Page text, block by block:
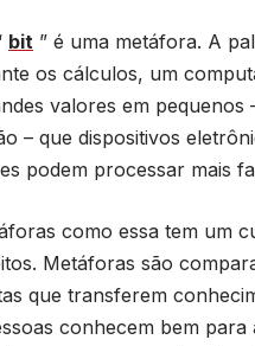
bit ” é uma metáfora. A
os cálculos, um
valores em pequenos
– que dispositivos
podem processar mais
como essa tem um
Metáforas são
que transferem
conhecem bem para